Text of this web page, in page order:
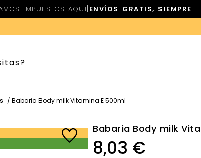
IMPUESTOS AQUÍ| ENVÍOS GRATIS, SIEMPRE
/ Babaria Body milk Vitamina E 500ml
Babaria Body milk
8,03 €